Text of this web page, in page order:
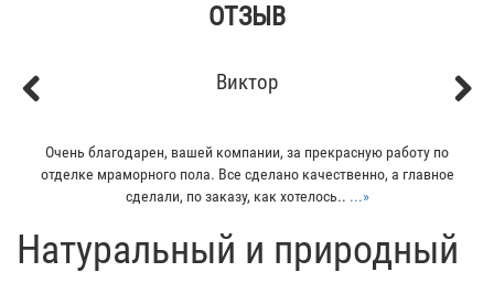
ОТЗЫВ
Виктор
Очень благодарен, вашей компании, за прекрасную работу по
отделке мраморного пола. Все сделано качественно, а главное
сделали, по заказу, как хотелось.. ...»
​Натуральный и природный